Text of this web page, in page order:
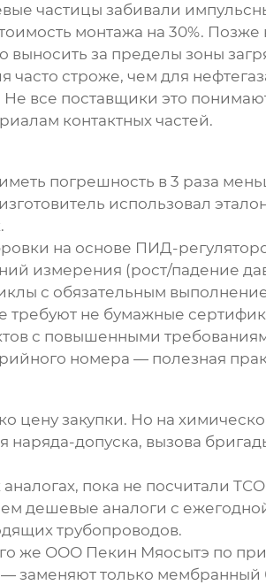
частицы забивали
монтажа на 30%.
за пределы зоны
строже, чем для
все поставщики это
контактных частей.
погрешность в 3 раза
использовал
на основе ПИД-
измерения (рост/падение
с обязательным
требуют не бумажные
с повышенными
номера — полезная
цену закупки. Но на
наряда-допуска, вызова
пока не посчитали
дешевые аналоги с
трубопроводов.
же ООО Пекин Мяосытэ по
заменяют только